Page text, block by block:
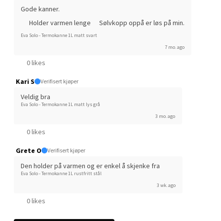
Gode kanner.
Holder varmen lenge
Sølvkopp oppå er løs på min.
Eva Solo - Termokanne 1L matt svart
7 mo. ago
0 likes
Kari S Verifisert kjøper
Veldig bra
Eva Solo - Termokanne 1L matt lys grå
3 mo. ago
0 likes
Grete O Verifisert kjøper
Den holder på varmen og er enkel å skjenke fra
Eva Solo - Termokanne 1L rustfritt stål
3 wk. ago
0 likes
Storgata 6, 2050 Jessheim
Åpent i dag 10-21
6 i butikk
Sørlandssenteret
Barstølveien 31, 4636 Kristiansand
Åpent i dag 10-21